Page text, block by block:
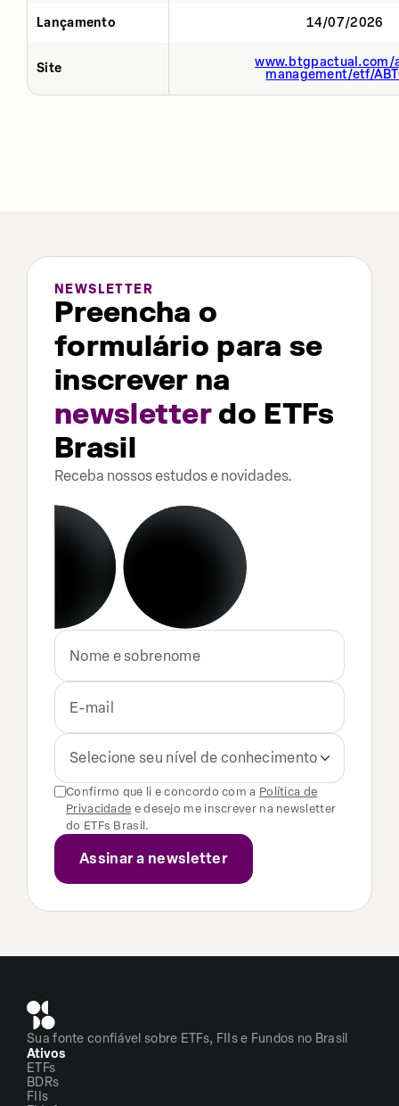
Lançamento 14/07/2026
Site
www.btgpactual.com/
management/etf/
NEWSLETTER
Preencha o
formulário para se
inscrever na
newsletterdo ETFs
Brasil
Receba nossos estudos e novidades.
Selecione seu nível de conhecimento
Confirmo que li e concordo com a Política de
Privacidade e desejo me inscrever na newsletter
do ETFs Brasil.
Sua fonte confiável sobre ETFs, FIIs e Fundos no Brasil
Ativos
ETFs
BDRs
FIIs